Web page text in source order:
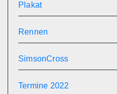
Plakat
Rennen
SimsonCross
Termine 2022